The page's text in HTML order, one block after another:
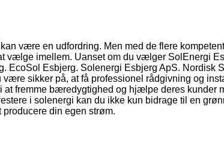
være en udfordring. Men med de flere
vælge imellem. Uanset om du vælger SolEnergi
EcoSol Esbjerg. Solenergi Esbjerg ApS. Nordisk
sikker på, at få professionel rådgivning og
at fremme bæredygtighed og hjælpe deres kunder
i solenergi kan du ikke kun bidrage til en
din egen strøm.